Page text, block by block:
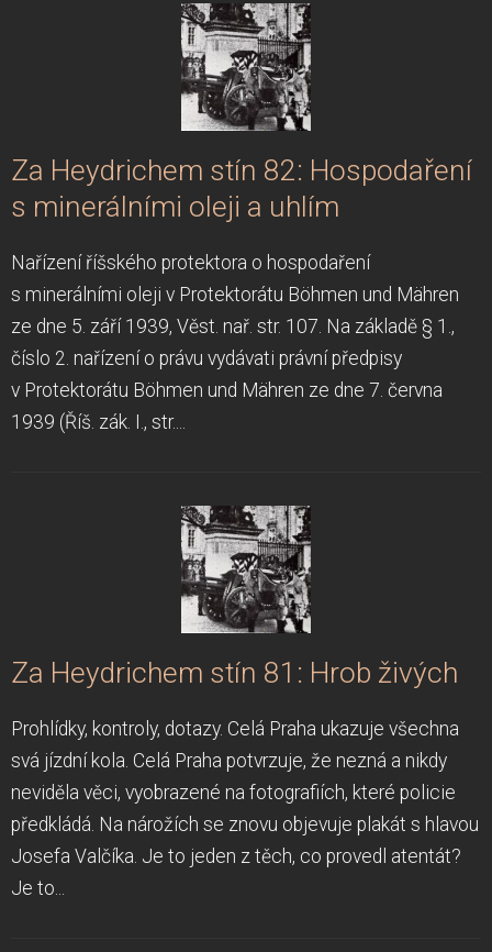
Za Heydrichem stín 82: Hospodaření
s minerálními oleji a uhlím
Nařízení říšského protektora o hospodaření
s minerálními oleji v Protektorátu Böhmen und Mähren
ze dne 5. září 1939, Věst. nař. str. 107. Na základě § 1.,
číslo 2. nařízení o právu vydávati právní předpisy
v Protektorátu Böhmen und Mähren ze dne 7. června
1939 (Říš. zák. I., str....
Za Heydrichem stín 81: Hrob živých
Prohlídky, kontroly, dotazy. Celá Praha ukazuje všechna
svá jízdní kola. Celá Praha potvrzuje, že nezná a nikdy
neviděla věci, vyobrazené na fotografiích, které policie
předkládá. Na nárožích se znovu objevuje plakát s hlavou
Josefa Valčíka. Je to jeden z těch, co provedl atentát?
Je to...